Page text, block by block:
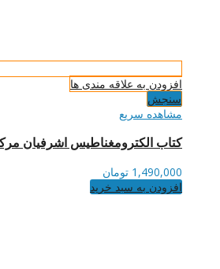
افزودن به علاقه مندی ها
سنجش
مشاهده سریع
کتاب الکترومغناطیس اشرفیان
1,490,000 تومان
افزودن به سبد خرید